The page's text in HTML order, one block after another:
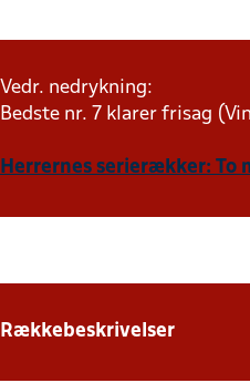
Vedr. nedrykning:
Bedste nr. 7 klarer frisag
Herrernes serierækker: To
Rækkebeskrivelser